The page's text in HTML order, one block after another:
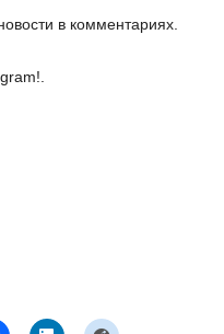
в комментариях.